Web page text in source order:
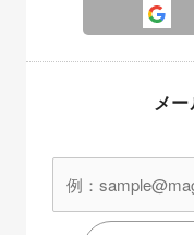
メ